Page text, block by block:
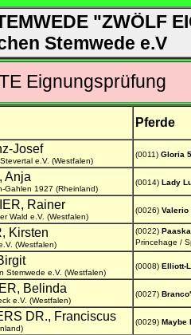
"ZWÖLF
Stemwede e.V
Eignungsprüfung
Pferde
Josef
e.V. (Westfalen)
(0011) Gloria
Anja
Gahlen 1927 (Rheinland)
(0014) Lady
Rainer
Wald e.V. (Westfalen)
(0026) Valerio
Kirsten
(Westfalen)
(0022)
Princehage /
Stemwede e.V. (Westfalen)
(0008) Elliott-
Belinda
e.V. (Westfalen)
(0027)
DR., Franciscus (0029) Maybe